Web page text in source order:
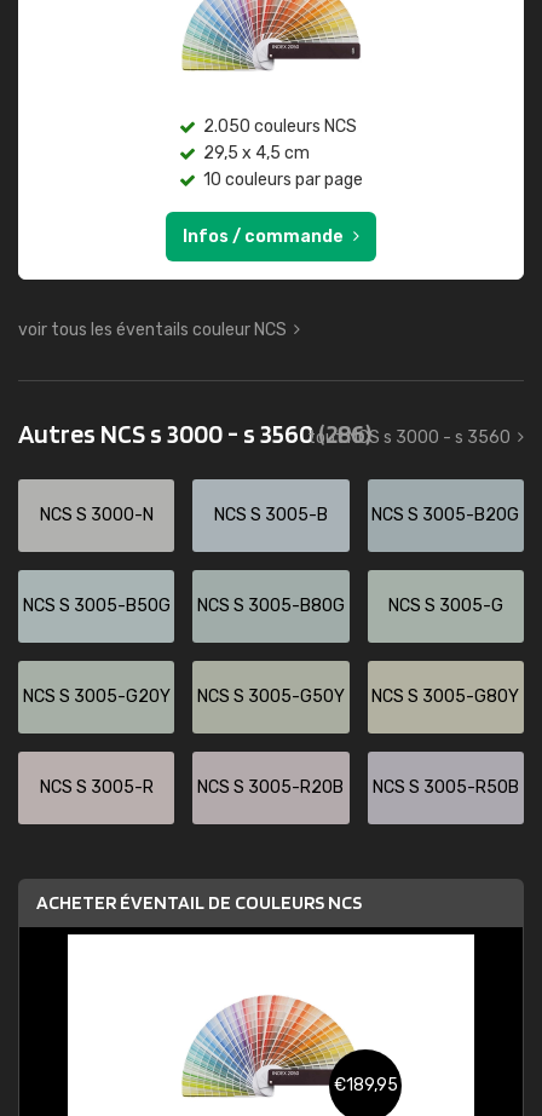
2.050 couleurs NCS
29,5 x 4,5 cm
10 couleurs par page
Infos / commande
voir tous les éventails couleur NCS
Autres NCS s 3000 - s 3560(286)
tout NCS s 3000 - s 3560
NCS S 3000-N NCS S 3005-B NCS S 3005-B20G
NCS S 3005-B50G NCS S 3005-B80G NCS S 3005-G
NCS S 3005-G20Y NCS S 3005-G50Y NCS S 3005-G80Y
NCS S 3005-R NCS S 3005-R20B NCS S 3005-R50B
ACHETER ÉVENTAIL DE COULEURS NCS
€189,95